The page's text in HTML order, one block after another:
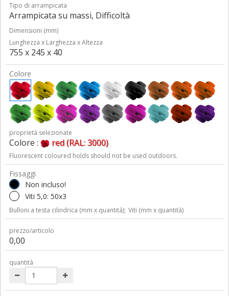
Tipo di arrampicata
Arrampicata su massi, Difficoltà
Dimensioni (mm)
Lunghezza x Larghezza x Altezza
755 x 245 x 40
Colore
proprietà selezionate
Colore : red (RAL: 3000)
Fluorescent coloured holds should not be used outdoors.
Fissaggi
Non incluso!
Viti 5,0: 50x3
Bulloni a testa cilindrica (mm x quantità); Viti (mm x quantità)
prezzo/articolo
0,00
quantità